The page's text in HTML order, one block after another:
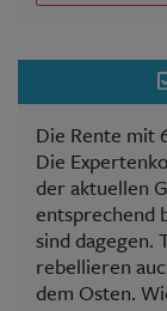
Die Rente mit
Die
der aktuellen
entsprechend
sind dagegen.
rebellieren
dem Osten.